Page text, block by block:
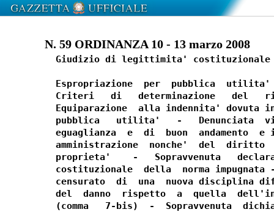
N. 59 ORDINANZA 10 - 13 marzo 2008
Giudizio di legittimita'
Espropriazione  per  pubblica
Criteri   di   determinazione   del
Equiparazione  alla indennita' dovuta
pubblica   utilita'   -   Denunciata
eguaglianza  e  di  buon  andamento  e
amministrazione  nonche'  del  diritto
proprieta'    -   Sopravvenuta
costituzionale  della  norma impugnata
censurato  di  una  nuova disciplina
del  danno  rispetto  a  quella
(comma   7-bis)  -  Sopravvenuta